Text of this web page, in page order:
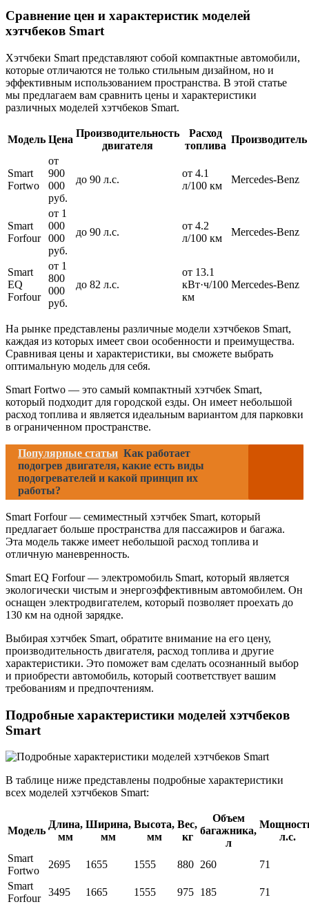
Сравнение цен и характеристик моделей
хэтчбеков Smart
Хэтчбеки Smart представляют собой компактные автомобили,
которые отличаются не только стильным дизайном, но и
эффективным использованием пространства. В этой статье
мы предлагаем вам сравнить цены и характеристики
различных моделей хэтчбеков Smart.
Модель Цена
Производительность
двигателя
Расход
топлива
Производитель
Smart
Fortwo
от
900
000
руб.
до 90 л.с.
от 4.1
л/100 км
Mercedes-Benz
Smart
Forfour
от 1
000
000
руб.
до 90 л.с.
от 4.2
л/100 км
Mercedes-Benz
Smart
EQ
Forfour
от 1
800
000
руб.
до 82 л.с.
от 13.1
кВт·ч/100
км
Mercedes-Benz
На рынке представлены различные модели хэтчбеков Smart,
каждая из которых имеет свои особенности и преимущества.
Сравнивая цены и характеристики, вы сможете выбрать
оптимальную модель для себя.
Smart Fortwo — это самый компактный хэтчбек Smart,
который подходит для городской езды. Он имеет небольшой
расход топлива и является идеальным вариантом для парковки
в ограниченном пространстве.
Популярные статьи Как работает
подогрев двигателя, какие есть виды
подогревателей и какой принцип их
работы?
Smart Forfour — семиместный хэтчбек Smart, который
предлагает больше пространства для пассажиров и багажа.
Эта модель также имеет небольшой расход топлива и
отличную маневренность.
Smart EQ Forfour — электромобиль Smart, который является
экологически чистым и энергоэффективным автомобилем. Он
оснащен электродвигателем, который позволяет проехать до
130 км на одной зарядке.
Выбирая хэтчбек Smart, обратите внимание на его цену,
производительность двигателя, расход топлива и другие
характеристики. Это поможет вам сделать осознанный выбор
и приобрести автомобиль, который соответствует вашим
требованиям и предпочтениям.
Подробные характеристики моделей хэтчбеков
Smart
В таблице ниже представлены подробные характеристики
всех моделей хэтчбеков Smart:
Модель
Длина,
мм
Ширина,
мм
Высота,
мм
Вес,
кг
Объем
багажника,
л
л.с.
Smart
Fortwo
2695 1655 1555 880 260
71
Smart
Forfour
3495 1665 1555 975 185 71